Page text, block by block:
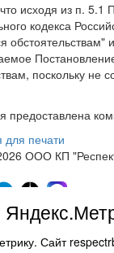
исходя из п. 5.1
кодекса
обстоятельствам"
поскольку
для печати
ООО КП
Сайт